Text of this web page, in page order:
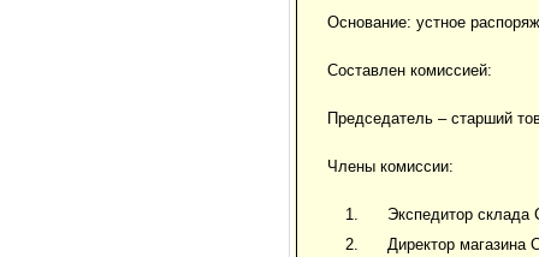
Основание: устное
Составлен комиссией:
Председатель – старший
Члены комиссии:
Экспедитор склада
Директор магазина